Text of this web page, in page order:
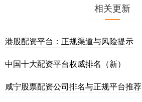
相关更新
港股配资平台：正规渠道与风险提示
中国十大配资平台权威排名（新）
咸宁股票配资公司排名与正规平台推荐